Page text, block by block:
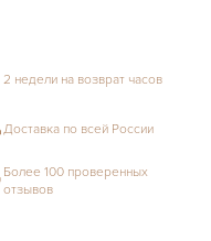
2 недели на возврат часов
Доставка по всей России
Более 100 проверенных
отзывов